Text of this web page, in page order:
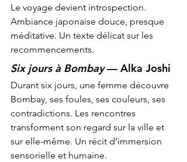
Le voyage devient introspection.
Ambiance japonaise douce, presque
méditative. Un texte délicat sur les
recommencements.
Six jours à Bombay — Alka Joshi
Durant six jours, une femme découvre
Bombay, ses foules, ses couleurs, ses
contradictions. Les rencontres
transforment son regard sur la ville et
sur elle-même. Un récit d’immersion
sensorielle et humaine.